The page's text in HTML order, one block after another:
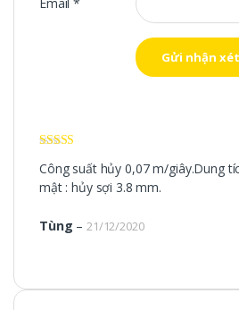
hạng5 5 sao
Công suất hủy 0,07 m/giây.Dung
mật : hủy sợi 3.8 mm.
Tùng – 21/12/2020